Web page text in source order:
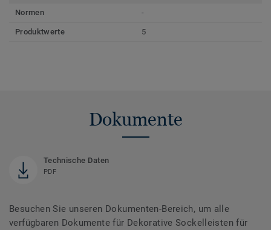
Normen
-
Produktwerte 5
Dokumente
Technische Daten
PDF
Besuchen Sie unseren Dokumenten-Bereich, um alle
verfügbaren Dokumente für Dekorative Sockelleisten für